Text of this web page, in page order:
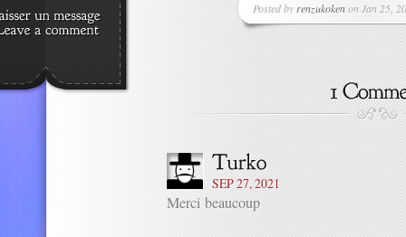
Posted by renzukokenon Jan 25,
SEP 27, 2021
Merci beaucoup